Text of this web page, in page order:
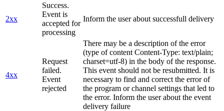
2xx
Success.
Event is
accepted for
processing
Inform the user about successfull delivery
4xx
Request
failed.
Event
rejected
There may be a description of the error
(type of content Content-Type: text/plain;
charset=utf-8) in the body of the response.
This event should not be resubmitted. It is
necessary to find and correct the error of
the program or channel settings that led to
the error. Inform the user about the event
delivery failure